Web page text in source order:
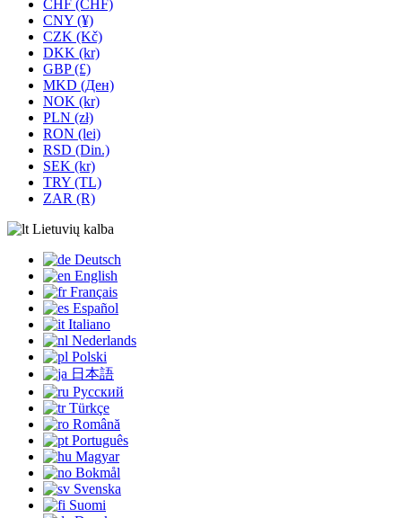
CHF (CHF)
CNY (¥)
CZK (Kč)
DKK (kr)
GBP (£)
MKD (Ден)
NOK (kr)
PLN (zł)
RON (lei)
RSD (Din.)
SEK (kr)
TRY (TL)
ZAR (R)
Lietuvių kalba
Deutsch
English
Français
Español
Italiano
Nederlands
Polski
日本語
Русский
Türkçe
Română
Português
Magyar
Bokmål
Svenska
Suomi